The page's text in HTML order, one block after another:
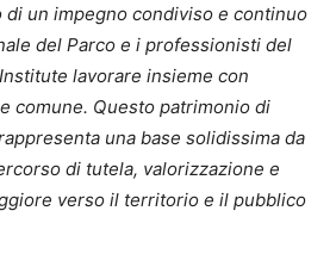
un impegno condiviso e continuo
del Parco e i professionisti del
lavorare insieme con
comune. Questo patrimonio di
una base solidissima da
di tutela, valorizzazione e
verso il territorio e il pubblico